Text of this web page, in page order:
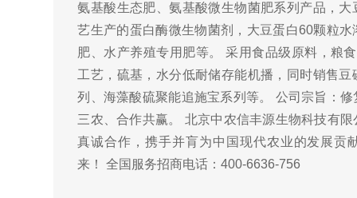
氨基酸生态肥、氨基酸微生物菌肥系列产品，
艺生产的蛋白酶微生物菌剂，大豆蛋白60颗粒
肥、水产养殖专用肥等。 采用食品级原料，粮
工艺，硫基，水分低耐储存能机播，同时销售
列、海藻酸硫聚能追施宝系列等。 公司宗旨：
三农、合作共赢。 北京中农信丰源生物科技有
真诚合作，携手并肓为中国现代农业的发展贡
来！ 全国服务招商电话：400-6636-756